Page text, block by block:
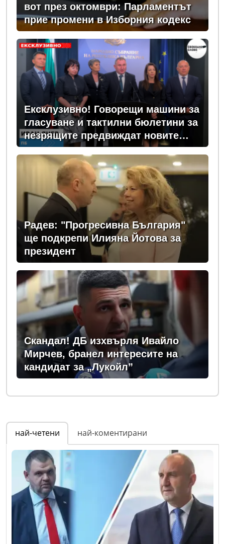
вот през октомври: Парламентът
прие промени в Изборния кодекс
Ексклузивно! Говорещи машини за
гласуване и тактилни бюлетини за
незрящите предвиждат новите
изборни правила! (ВИДЕО)
Радев: "Прогресивна България"
ще подкрепи Илияна Йотова за
президент
Скандал! ДБ изхвърля Ивайло
Мирчев, бранел интересите на
кандидат за „Лукойл”
най-четени най-коментирани